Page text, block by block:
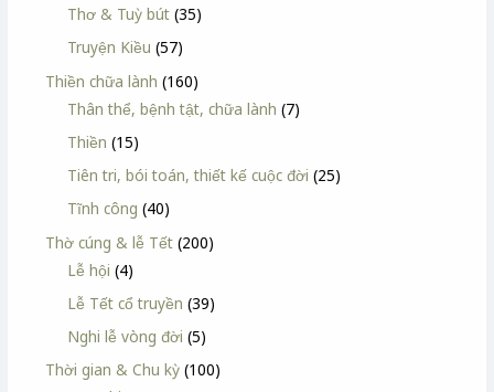
Thơ & Tuỳ bút (35)
Truyện Kiều (57)
Thiền chữa lành (160)
Thân thể, bệnh tật, chữa lành (7)
Thiền (15)
Tiên tri, bói toán, thiết kế cuộc đời (25)
Tĩnh công (40)
Thờ cúng & lễ Tết (200)
Lễ hội (4)
Lễ Tết cổ truyền (39)
Nghi lễ vòng đời (5)
Thời gian & Chu kỳ (100)